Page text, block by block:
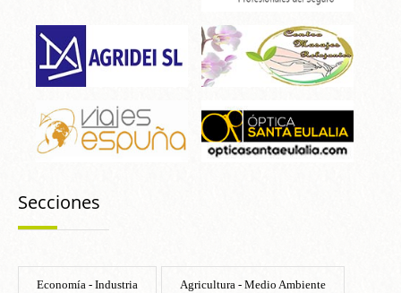
Secciones
Economía - Industria Agricultura - Medio Ambiente